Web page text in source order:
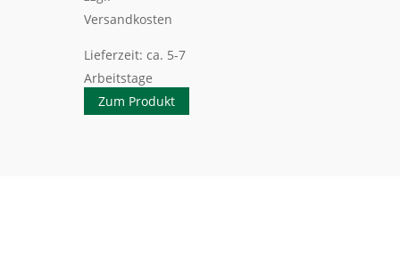
Versandkosten
Lieferzeit: ca. 5-7
Arbeitstage
Zum Produkt